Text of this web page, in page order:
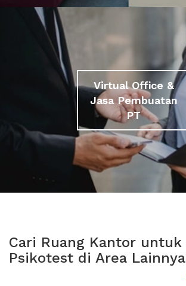
Virtual Office &
Jasa Pembuatan
PT
Cari Ruang Kantor untuk
Psikotest di Area Lainnya